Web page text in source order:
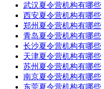
武汉夏令营机构有哪些
西安夏令营机构有哪些
郑州夏令营机构有哪些
青岛夏令营机构有哪些
长沙夏令营机构有哪些
天津夏令营机构有哪些
苏州夏令营机构有哪些
南京夏令营机构有哪些
东莞夏令营机构有哪些